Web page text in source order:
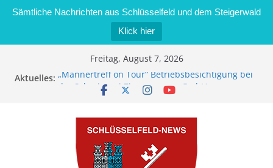
Sämtliche Nachrichten aus Schlüsselfeld und dem Steigerwald
Klick hier
Freitag, August 7, 2026
Aktuelles: „Männertreff on Tour“ Betriebsbesichtigung bei
der Schreinerei Zimmermann GmbH
Kontrolle
Stadt Schlüsselfeld bietet Online-Anmeldung für
Kindergartenplätze an
Dieseldiebstahl im Wert von 600 Euro